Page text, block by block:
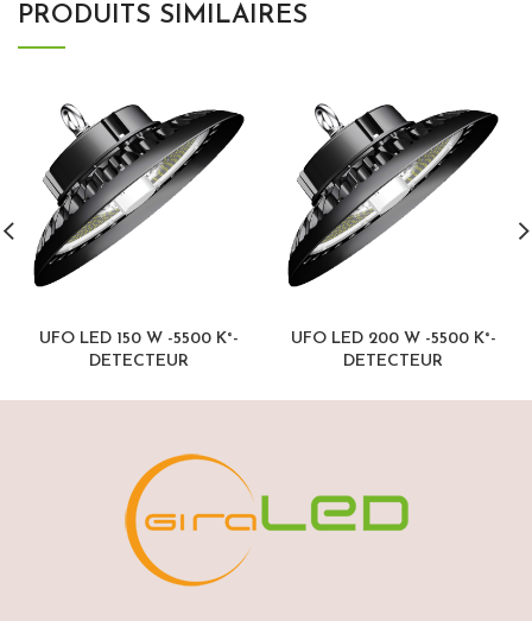
PRODUITS SIMILAIRES
UFO LED 150 W -5500 K°-
DETECTEUR
UFO LED 200 W -5500 K°-
DETECTEUR